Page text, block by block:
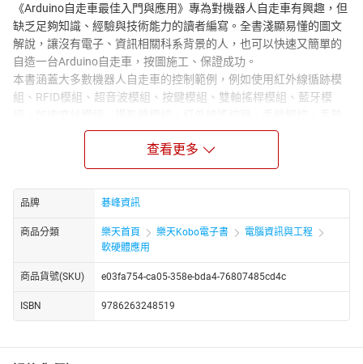
《Arduino自走車最佳入門與應用》專為對機器人自走車有興趣，但
缺乏足夠知識、經驗與技術能力的讀者編寫。全書淺顯易懂的圖文
解說，讓沒有電子、資訊相關科系背景的人，也可以快速又簡單的
自造一台Arduino自走車，按圖施工、保證成功。
本書涵蓋大多數機器人自走車的控制範例，例如使用紅外線循跡模
組、RFID模組、超音波模組、按鍵模組、雙軸搖桿模組、藍牙模
操控等控制方式；以及透過紅外線、藍牙、RF、XBee、Wi-Fi等無線
通訊連線，遠端控制自走車前進、後退、右轉、左轉及停止等運行
本書特色如下：
■ 最完整的輪型機器人自走車實例，如紅外線循跡自走車、紅外線
遙控自走車、藍牙遙控自走車、RF遙控自走車、XBee遙控自走車、
加速度計遙控自走車、超音波避障自走車、RFID導航自走車、Wi-Fi
■ 縱向連貫單元主題式學習，強化自造自走車實務與經驗。輕鬆完
成溫控、聲控、光控、競速、相撲、負重及跟隨自走車等
■ 附自走車組裝說明
查看更多
品牌 碁峰資訊
商品分類 樂天首頁 樂天Kobo電子書
電腦資訊與工程
軟硬體應用
商品貨號(SKU) e03fa754-ca05-358e-bda4-76807485cd4c
ISBN 9786263248519